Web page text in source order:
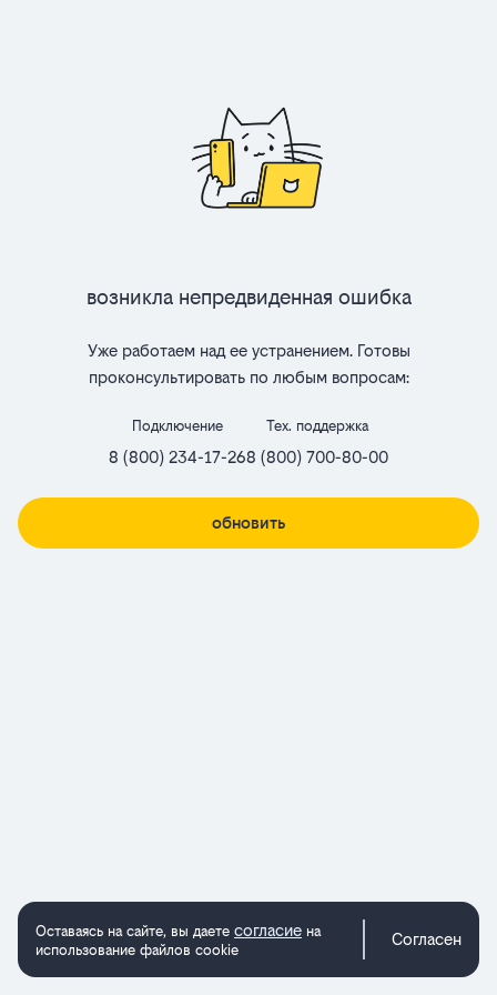
Возникла непредвиденная ошибка
Уже работаем над ее устранением. Готовы
проконсультировать по любым вопросам:
Подключение
8 (800) 234-17-26
Тех. поддержка
8 (800) 700-80-00
обновить
Оставаясь на сайте, вы даете согласие на
использование файлов cookie
Согласен